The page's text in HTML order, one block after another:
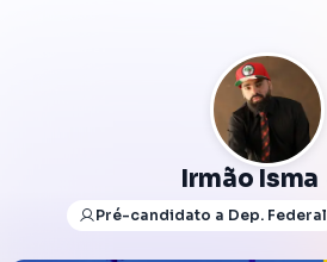
Irmão Isma
Pré-candidato a Dep. Federal